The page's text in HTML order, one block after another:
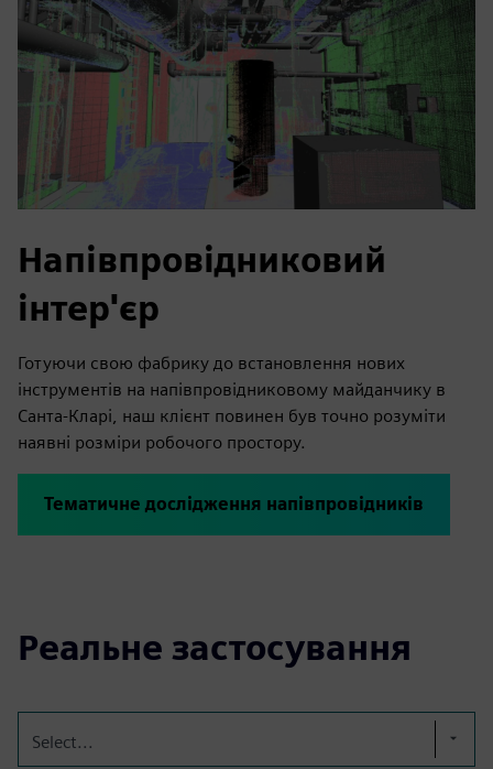
Напівпровідниковий
інтер'єр
Готуючи свою фабрику до встановлення нових
інструментів на напівпровідниковому майданчику в
Санта-Кларі, наш клієнт повинен був точно розуміти
наявні розміри робочого простору.
Тематичне дослідження напівпровідників
Реальне застосування
Select...